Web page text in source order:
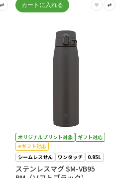
オリジナルプリント対象
ギフト対応
eギフト対応
シームレスせん
ワンタッチ 0.95L
ステンレスマグ SM-VB95